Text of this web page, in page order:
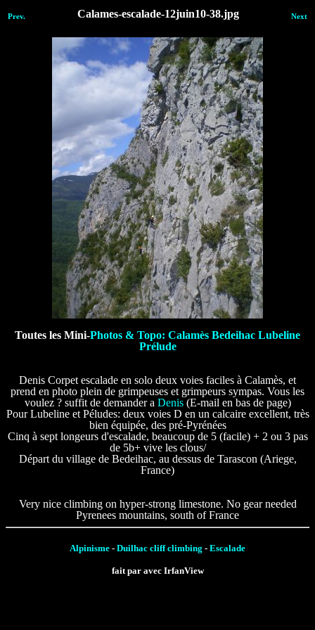
Prev. Calames-escalade-12juin10-38.jpg Next
Toutes les Mini-Photos & Topo: Calamès Bedeihac Lubeline
Prélude
Denis Corpet escalade en solo deux voies faciles à Calamès, et
prend en photo plein de grimpeuses et grimpeurs sympas. Vous les
voulez ? suffit de demander a Denis(E-mail en bas de page)
Pour Lubeline et Péludes: deux voies D en un calcaire excellent, très
bien équipée, des pré-Pyrénées
Cinq à sept longeurs d'escalade, beaucoup de 5 (facile) + 2 ou 3 pas
de 5b+ vive les clous/
Départ du village de Bedeihac, au dessus de Tarascon (Ariege,
France)
Very nice climbing on hyper-strong limestone. No gear needed
Pyrenees mountains, south of France
Alpinisme - Duilhac cliff climbing - Escalade
fait par avec IrfanView